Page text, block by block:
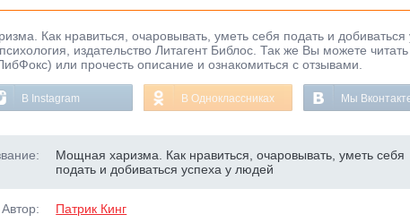
Как нравиться, очаровывать, уметь себя подать и добиваться
издательство Литагент Библос. Так же Вы можете читать
или прочесть описание и ознакомиться с отзывами.
В Instagram В Одноклассниках Мы
Мощная харизма. Как нравиться, очаровывать, уметь себя
подать и добиваться успеха у людей
Автор: Патрик Кинг